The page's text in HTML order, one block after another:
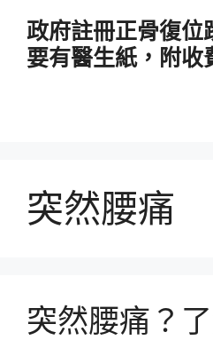
政府註冊正骨復位
要有醫生紙，附收
突然腰痛
突然腰痛？